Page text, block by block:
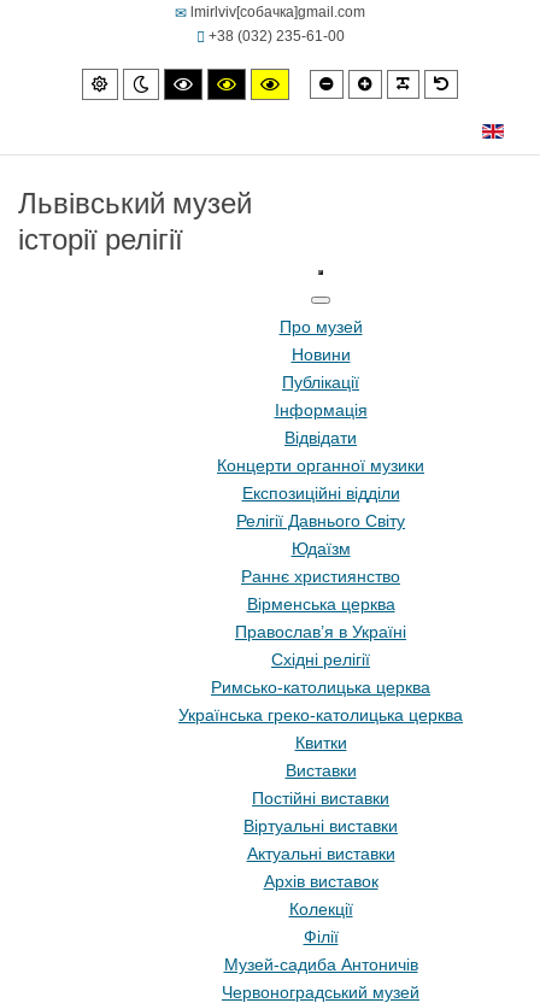
lmirlviv[собачка]gmail.com
+38 (032) 235-61-00
Default
mode
Night
mode
High
contrast
High
contrast
High
contrast
Smaller
font
Larger
font
Львівський музей
історії релігії
Про музей
Новини
Публікації
Інформація
Відвідати
Концерти органної музики
Експозиційні відділи
Релігії Давнього Світу
Юдаїзм
Раннє християнство
Вірменська церква
Православ’я в Україні
Східні релігії
Римсько-католицька церква
Українська греко-католицька церква
Квитки
Виставки
Постійні виставки
Віртуальні виставки
Актуальні виставки
Архів виставок
Колекції
Філії
Музей-садиба Антоничів
Червоноградський музей